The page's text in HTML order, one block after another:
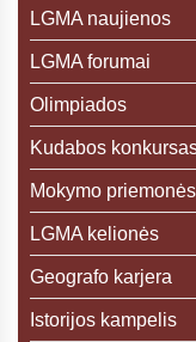
LGMA naujienos
LGMA forumai
Olimpiados
Kudabos
Mokymo priemonės
LGMA kelionės
Geografo karjera
Istorijos kampelis